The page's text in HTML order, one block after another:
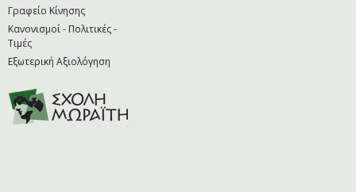
Γραφείο Κίνησης
Κανονισμοί - Πολιτικές -
Τιμές
Εξωτερική Αξιολόγηση